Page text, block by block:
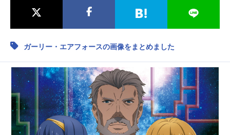
マンガ・ラノベ ゲーム・アプリ 音楽 コスプレ
2.5次元 配信・Vtuber トレンド
最新記事一覧
アニメ記事一覧 声優記事一覧
アニメ映画一覧 実写化映画一覧
ガーリー・エアフォースの画像をまとめました